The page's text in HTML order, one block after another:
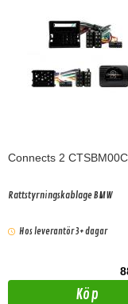
Connects 2
Rattstyrningskablage BMW
Hos leverantör 3+ dagar
Köp